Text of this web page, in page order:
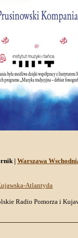
| Warszawa
Atlantyda
Radio Pomorza i